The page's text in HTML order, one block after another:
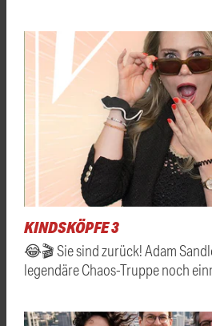
KINDSKÖPFE 3
😂🎬 Sie sind zurück! Adam
legendäre Chaos-Truppe noch